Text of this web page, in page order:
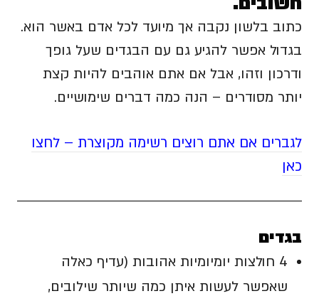
כתוב בלשון נקבה אך מיועד לכל אדם באשר הוא.
בגדול אפשר להגיע גם עם הבגדים שעל גופך
ודרכון וזהו, אבל אם אתם אוהבים להיות קצת
יותר מסודרים – הנה כמה דברים שימושיים.
לגברים אם אתם רוצים רשימה מקוצרת – לחצו
כאן
בגדים
4 חולצות יומיומיות אהובות (עדיף כאלה
שאפשר לעשות איתן כמה שיותר שילובים,